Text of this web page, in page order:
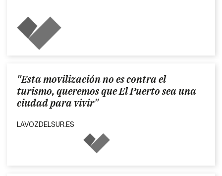
"Esta movilización no es contra el
turismo, queremos que El Puerto sea una
ciudad para vivir"
LAVOZDELSUR.ES